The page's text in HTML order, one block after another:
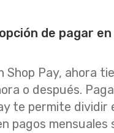
de pagar
Shop Pay, ahora
o después.
te permite dividir
pagos mensuales